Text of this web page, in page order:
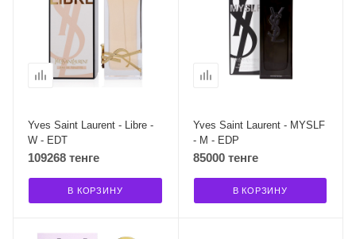
Yves Saint Laurent - Libre -
W - EDT
109268 тенге
В КОРЗИНУ
Yves Saint Laurent - MYSLF
- M - EDP
85000 тенге
В КОРЗИНУ